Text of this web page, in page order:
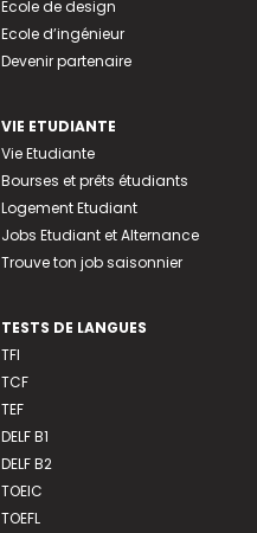
Ecole de design
Ecole d’ingénieur
Devenir partenaire
VIE ETUDIANTE
Vie Etudiante
Bourses et prêts étudiants
Logement Etudiant
Jobs Etudiant et Alternance
Trouve ton job saisonnier
TESTS DE LANGUES
TFI
TCF
TEF
DELF B1
DELF B2
TOEIC
TOEFL